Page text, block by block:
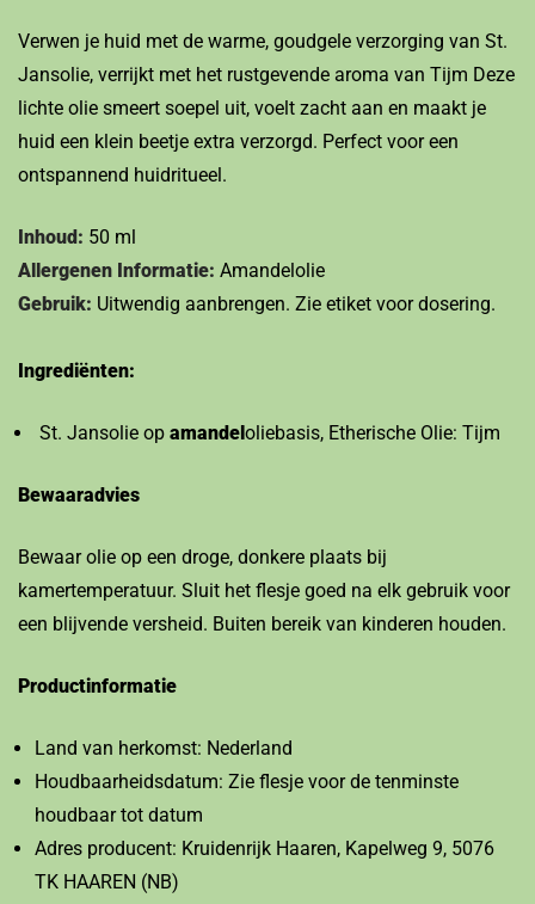
Verwen je huid met de warme, goudgele verzorging van St.
Jansolie, verrijkt met het rustgevende aroma van Tijm Deze
lichte olie smeert soepel uit, voelt zacht aan en maakt je
huid een klein beetje extra verzorgd. Perfect voor een
ontspannend huidritueel.
Inhoud: 50 ml
Allergenen Informatie: Amandelolie
Gebruik: Uitwendig aanbrengen. Zie etiket voor dosering.
Ingrediënten:
St. Jansolie op amandeloliebasis, Etherische Olie: Tijm
Bewaaradvies
Bewaar olie op een droge, donkere plaats bij
kamertemperatuur. Sluit het flesje goed na elk gebruik voor
een blijvende versheid. Buiten bereik van kinderen houden.
Productinformatie
Land van herkomst: Nederland
Houdbaarheidsdatum: Zie flesje voor de tenminste
houdbaar tot datum
Adres producent: Kruidenrijk Haaren, Kapelweg 9, 5076
TK HAAREN (NB)